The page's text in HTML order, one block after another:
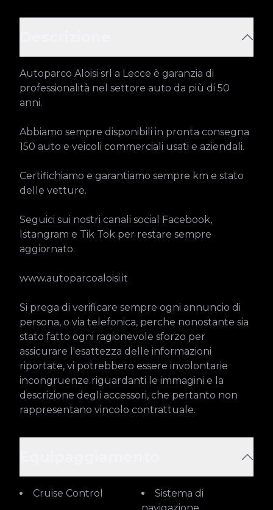
Autoparco Aloisi srl a Lecce è garanzia di
professionalità nel settore auto da più di 50
anni.
Abbiamo sempre disponibili in pronta consegna
150 auto e veicoli commerciali usati e aziendali.
Certifichiamo e garantiamo sempre km e stato
delle vetture.
Seguici sui nostri canali social Facebook,
Istangram e Tik Tok per restare sempre
aggiornato.
www.autoparcoaloisi.it
Si prega di verificare sempre ogni annuncio di
persona, o via telefonica, perche nonostante sia
stato fatto ogni ragionevole sforzo per
assicurare l'esattezza delle informazioni
riportate, vi potrebbero essere involontarie
incongruenze riguardanti le immagini e la
descrizione degli accessori, che pertanto non
rappresentano vincolo contrattuale.
Cruise Control
Sistema di